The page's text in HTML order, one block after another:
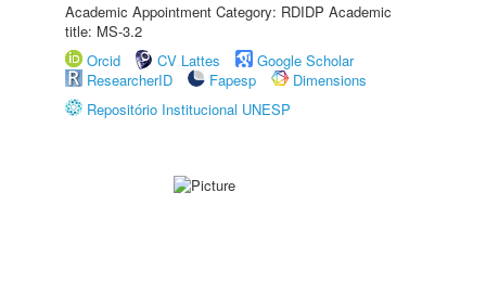
Academic Appointment Category: RDIDP Academic
title: MS-3.2
Orcid
CV Lattes
Google Scholar
ResearcherID
Fapesp
Dimensions
Repositório Institucional UNESP